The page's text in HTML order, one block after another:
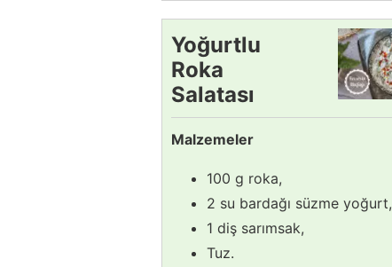
Yoğurtlu
Roka
Salatası
Tarifi
Malzemeler
100 g roka,
2 su bardağı süzme yoğurt,
1 diş sarımsak,
Tuz.